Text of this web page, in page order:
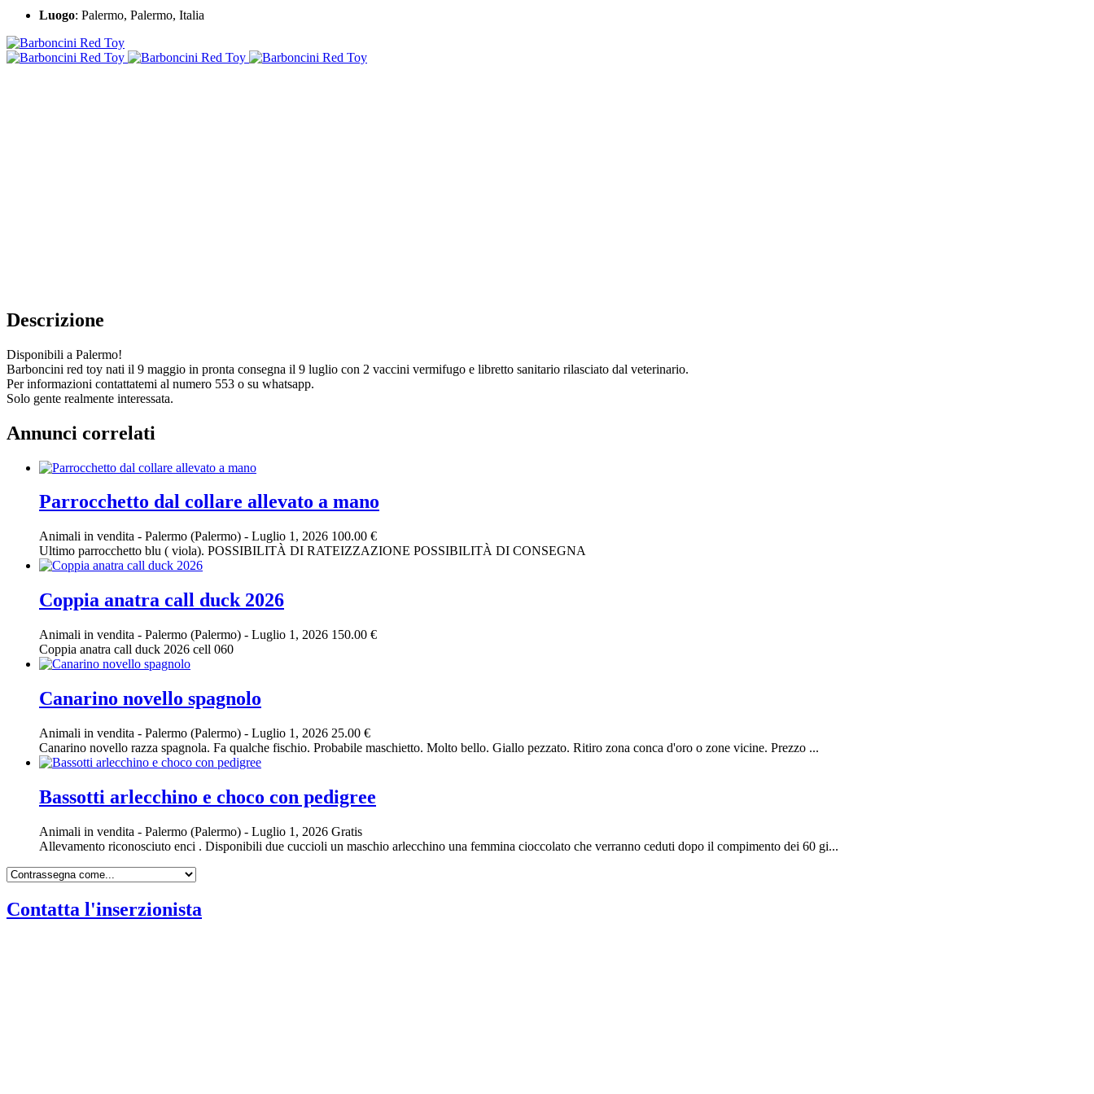
Luogo: Palermo, Palermo, Italia
Descrizione
Disponibili a Palermo!
Barboncini red toy nati il 9 maggio in pronta consegna il 9 luglio con 2 vaccini vermifugo e libretto sanitario rilasciato dal veterinario.
Per informazioni contattatemi al numero 553 o su whatsapp.
Solo gente realmente interessata.
Annunci correlati
Parrocchetto dal collare allevato a mano
Animali in vendita - Palermo (Palermo) - Luglio 1, 2026 100.00 €
Ultimo parrocchetto blu ( viola). POSSIBILITÀ DI RATEIZZAZIONE POSSIBILITÀ DI CONSEGNA
Coppia anatra call duck 2026
Animali in vendita - Palermo (Palermo) - Luglio 1, 2026 150.00 €
Coppia anatra call duck 2026 cell 060
Canarino novello spagnolo
Animali in vendita - Palermo (Palermo) - Luglio 1, 2026 25.00 €
Canarino novello razza spagnola. Fa qualche fischio. Probabile maschietto. Molto bello. Giallo pezzato. Ritiro zona conca d'oro o zone vicine. Prezzo ...
Bassotti arlecchino e choco con pedigree
Animali in vendita - Palermo (Palermo) - Luglio 1, 2026 Gratis
Allevamento riconosciuto enci . Disponibili due cuccioli un maschio arlecchino una femmina cioccolato che verranno ceduti dopo il compimento dei 60 gi...
Contatta l'inserzionista